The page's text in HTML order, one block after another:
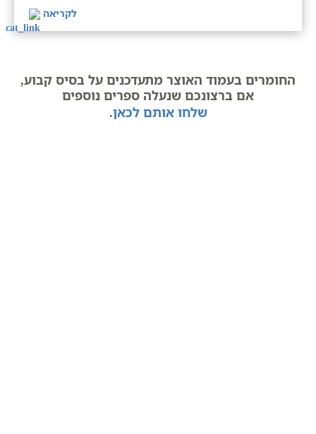
לקריאה
החומרים בעמוד האוצר מתעדכנים על בסיס קבוע,
אם ברצונכם שנעלה ספרים נוספים
שלחו אותם לכאן.